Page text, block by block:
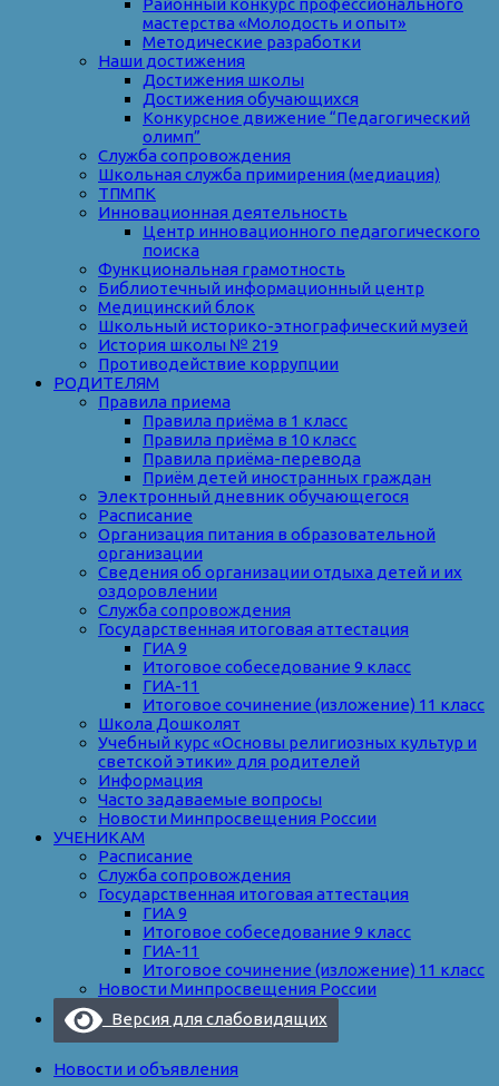
Районный конкурс профессионального
мастерства «Молодость и опыт»
Методические разработки
Наши достижения
Достижения школы
Достижения обучающихся
Конкурсное движение “Педагогический
олимп”
Служба сопровождения
Школьная служба примирения (медиация)
ТПМПК
Инновационная деятельность
Центр инновационного педагогического
поиска
Функциональная грамотность
Библиотечный информационный центр
Медицинский блок
Школьный историко-этнографический музей
История школы № 219
Противодействие коррупции
РОДИТЕЛЯМ
Правила приема
Правила приёма в 1 класс
Правила приёма в 10 класс
Правила приёма-перевода
Приём детей иностранных граждан
Электронный дневник обучающегося
Расписание
Организация питания в образовательной
организации
Сведения об организации отдыха детей и их
оздоровлении
Служба сопровождения
Государственная итоговая аттестация
ГИА 9
Итоговое собеседование 9 класс
ГИА-11
Итоговое сочинение (изложение) 11 класс
Школа Дошколят
Учебный курс «Основы религиозных культур и
светской этики» для родителей
Информация
Часто задаваемые вопросы
Новости Минпросвещения России
УЧЕНИКАМ
Расписание
Служба сопровождения
Государственная итоговая аттестация
ГИА 9
Итоговое собеседование 9 класс
ГИА-11
Итоговое сочинение (изложение) 11 класс
Новости Минпросвещения России
Версия для слабовидящих
Новости и объявления